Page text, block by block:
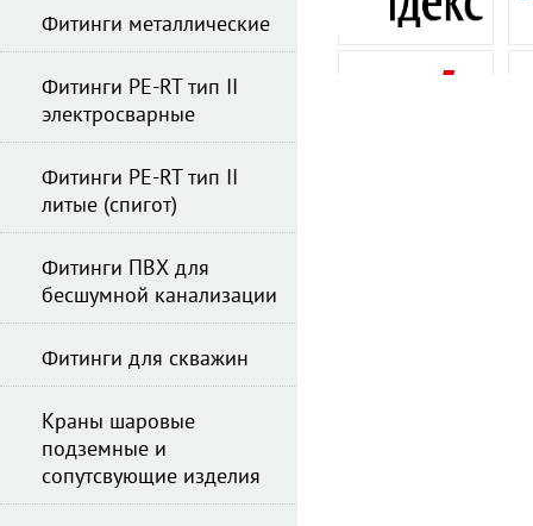
Фитинги металлические
Фитинги PE-RT тип II
электросварные
Фитинги PE-RT тип II
литые (спигот)
Фитинги ПВХ для
бесшумной канализации
Фитинги для скважин
Краны шаровые
подземные и
сопутсвующие изделия